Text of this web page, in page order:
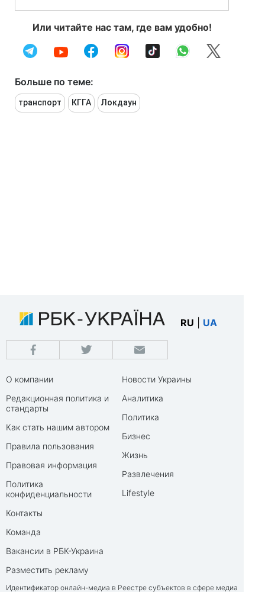
Или читайте нас там, где вам удобно!
Больше по теме:
транспорт КГГА Локдаун
RU UA
О компании
Редакционная политика и
стандарты
Как стать нашим автором
Правила пользования
Правовая информация
Политика
конфиденциальности
Контакты
Команда
Вакансии в РБК-Украина
Разместить рекламу
Новости Украины
Аналитика
Политика
Бизнес
Жизнь
Развлечения
Lifestyle
Идентификатор онлайн-медиа в Реестре субъектов в сфере медиа